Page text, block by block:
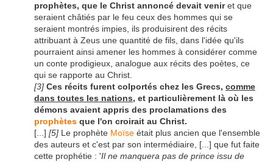
prophètes, que le Christ annoncé devait veniret que
seraient châtiés par le feu ceux des hommes qui se
seraient montrés impies, ils produisirent des récits
attribuant à Zeus une quantité de fils, dans l'idée qu'ils
pourraient ainsi amener les hommes à considérer comme
un conte prodigieux, analogue aux récits des poètes, ce
qui se rapporte au Christ.
[3] Ces récits furent colportés chez les Grecs, comme
dans toutes les nations, et particulièrement là où les
démons avaient appris des proclamations des
prophètes que l'on croirait au Christ.
[...] [5] Le prophète Moïse était plus ancien que l'ensemble
des auteurs et c'est par son intermédiaire, [...] que fut faite
cette prophétie : 'Il ne manquera pas de prince issu de